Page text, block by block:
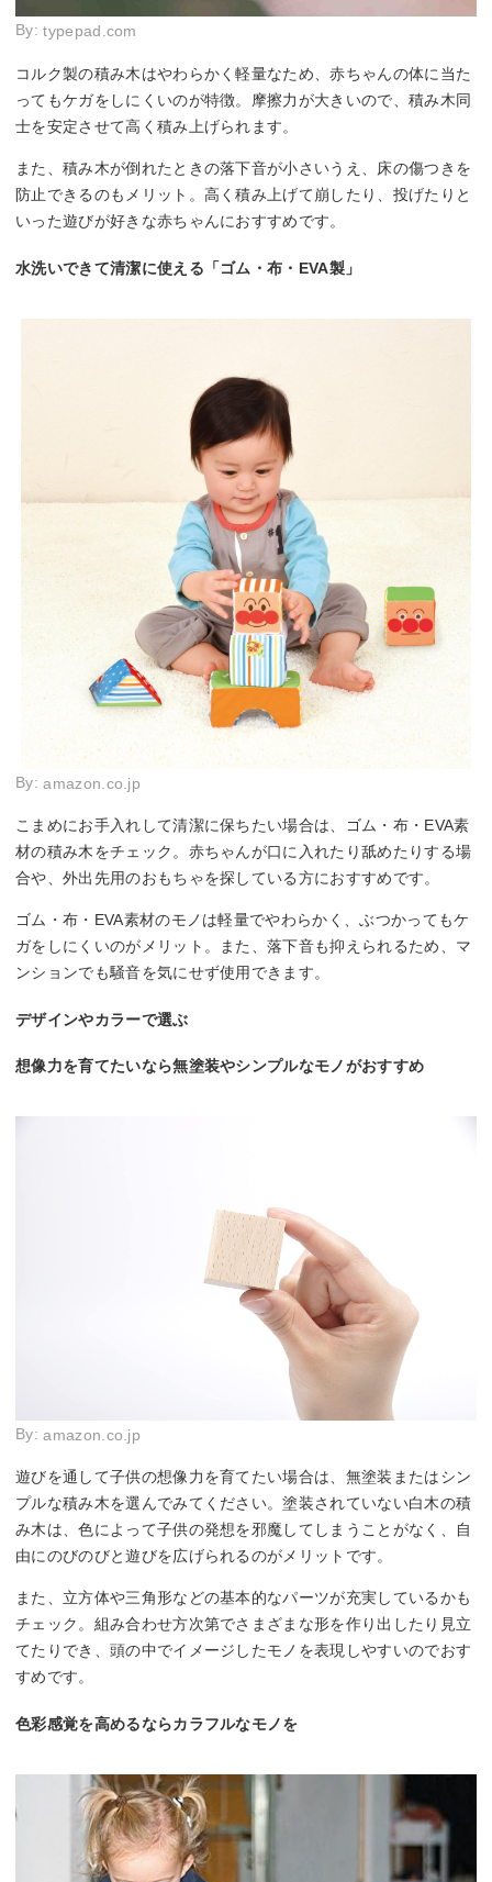
By:typepad.com
コルク製の積み木はやわらかく軽量なため、赤ちゃんの体に当た
ってもケガをしにくいのが特徴。摩擦力が大きいので、積み木同
士を安定させて高く積み上げられます。
また、積み木が倒れたときの落下音が小さいうえ、床の傷つきを
防止できるのもメリット。高く積み上げて崩したり、投げたりと
いった遊びが好きな赤ちゃんにおすすめです。
水洗いできて清潔に使える「ゴム・布・EVA製」
By:amazon.co.jp
こまめにお手入れして清潔に保ちたい場合は、ゴム・布・EVA素
材の積み木をチェック。赤ちゃんが口に入れたり舐めたりする場
合や、外出先用のおもちゃを探している方におすすめです。
ゴム・布・EVA素材のモノは軽量でやわらかく、ぶつかってもケ
ガをしにくいのがメリット。また、落下音も抑えられるため、マ
ンションでも騒音を気にせず使用できます。
デザインやカラーで選ぶ
想像力を育てたいなら無塗装やシンプルなモノがおすすめ
By:amazon.co.jp
遊びを通して子供の想像力を育てたい場合は、無塗装またはシン
プルな積み木を選んでみてください。塗装されていない白木の積
み木は、色によって子供の発想を邪魔してしまうことがなく、自
由にのびのびと遊びを広げられるのがメリットです。
また、立方体や三角形などの基本的なパーツが充実しているかも
チェック。組み合わせ方次第でさまざまな形を作り出したり見立
てたりでき、頭の中でイメージしたモノを表現しやすいのでおす
すめです。
色彩感覚を高めるならカラフルなモノを